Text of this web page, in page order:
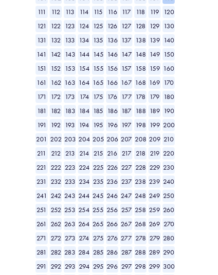
111
112 113 114 115 116 117 118 119
120
121
122 123 124 125 126 127 128 129 130
131
132 133 134 135 136 137 138 139 140
141
142 143 144 145 146 147 148 149 150
151
152 153 154 155 156 157 158 159 160
161
162 163 164 165 166 167 168 169 170
171
172 173 174 175 176 177 178 179 180
181
182 183 184 185 186 187 188 189 190
191
192 193 194 195 196 197 198 199 200
201 202 203 204 205 206 207 208 209 210
211
212 213 214 215 216 217 218 219 220
221
222 223 224 225 226 227 228 229 230
231
232 233 234 235 236 237 238 239 240
241
242 243 244 245 246 247 248 249 250
251
252 253 254 255 256 257 258 259 260
261
262 263 264 265 266 267 268 269 270
271
272 273 274 275 276 277 278 279 280
281
282 283 284 285 286 287 288 289 290
291
292 293 294 295 296 297 298 299 300